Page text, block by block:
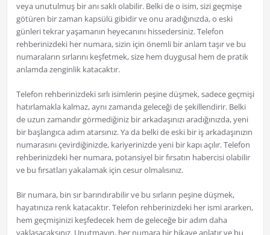
veya unutulmuş bir anı saklı olabilir. Belki de o isim, sizi geçmişe
götüren bir zaman kapsülü gibidir ve onu aradığınızda, o eski
günleri tekrar yaşamanın heyecanını hissedersiniz. Telefon
rehberinizdeki her numara, sizin için önemli bir anlam taşır ve bu
numaraların sırlarını keşfetmek, size hem duygusal hem de pratik
anlamda zenginlik katacaktır.
Telefon rehberinizdeki sırlı isimlerin peşine düşmek, sadece geçmişi
hatırlamakla kalmaz, aynı zamanda geleceği de şekillendirir. Belki
de uzun zamandır görmediğiniz bir arkadaşınızı aradığınızda, yeni
bir başlangıca adım atarsınız. Ya da belki de eski bir iş arkadaşınızın
numarasını çevirdiğinizde, kariyerinizde yeni bir kapı açılır. Telefon
rehberinizdeki her numara, potansiyel bir fırsatın habercisi olabilir
ve bu fırsatları yakalamak için cesur olmalısınız.
Bir numara, bin sır barındırabilir ve bu sırların peşine düşmek,
hayatınıza renk katacaktır. Telefon rehberinizdeki her ismi ararken,
hem geçmişinizi keşfedecek hem de geleceğe bir adım daha
yaklaşacaksınız. Unutmayın, her numara bir hikaye anlatır ve bu